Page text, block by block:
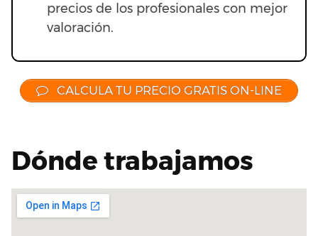
precios de los profesionales con mejor
valoración.
CALCULA TU PRECIO GRATIS ON-LINE
Dónde trabajamos